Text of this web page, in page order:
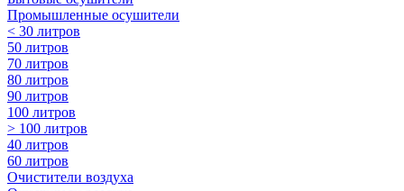
Промышленные осушители
< 30 литров
50 литров
70 литров
80 литров
90 литров
100 литров
> 100 литров
40 литров
60 литров
Очистители воздуха